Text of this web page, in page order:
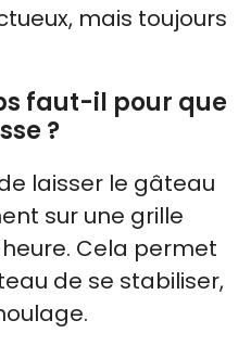
mais toujours
faut-il pour que
?
laisser le gâteau
sur une grille
Cela permet
de se stabiliser,